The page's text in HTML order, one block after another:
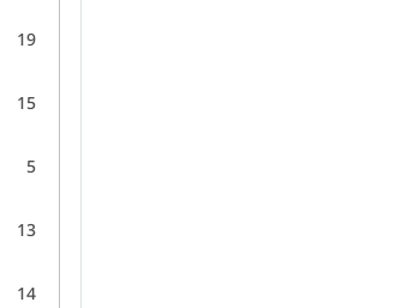
19
15
5
13
14